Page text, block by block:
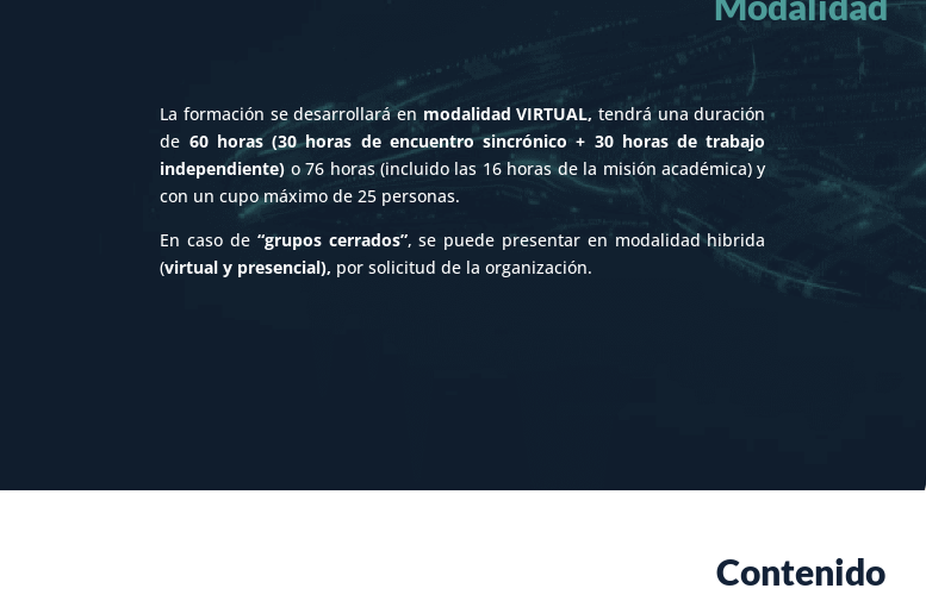
La formación se desarrollará en modalidad VIRTUAL, tendrá una duración
de 60 horas (30 horas de encuentro sincrónico + 30 horas de trabajo
independiente) o 76 horas (incluido las 16 horas de la misión académica) y
con un cupo máximo de 25 personas.
En caso de “grupos cerrados”, se puede presentar en modalidad hibrida
(virtual y presencial), por solicitud de la organización.
Contenido